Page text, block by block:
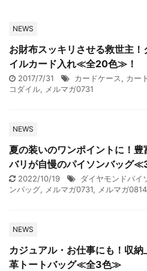
NEWS
お財布スッキリさせる救世主！
イルカード入れ≪全20色≫！
2017/7/31 カードケース, カー
コダイル, メルマガ0731
NEWS
夏の装いのワンポイントに！豊
バリが自慢のパイソンバッグ
2022/10/19 ダイヤモンドパイ
ンバッグ, メルマガ0731, メルマガ0814
NEWS
カジュアル・お仕事にも！収納
革トートバッグ≪全3色≫